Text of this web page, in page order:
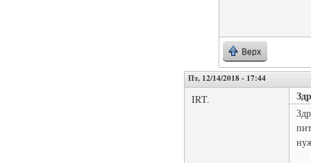
Верх
Пт, 12/14/2018 - 17:44
IRT.